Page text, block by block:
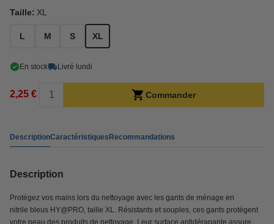
Taille: XL
L M S XL
En stock Livré lundi
2,25 € Commander
DescriptionCaractéristiquesRecommandations
Description
Protégez vos mains lors du nettoyage avec les gants de ménage en
nitrile bleus HY@PRO, taille XL. Résistants et souples, ces gants protègent
votre peau des produits de nettoyage. Leur surface antidérapante assure